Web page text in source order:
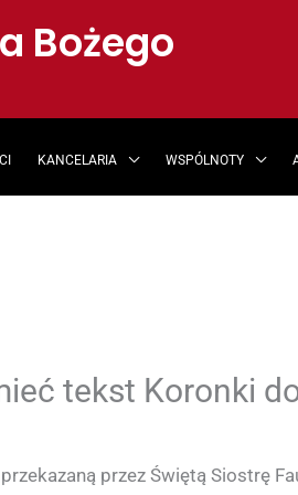
Bożego
KANCELARIA WSPÓLNOTY
tekst Koronki
przez Świętą Siostrę